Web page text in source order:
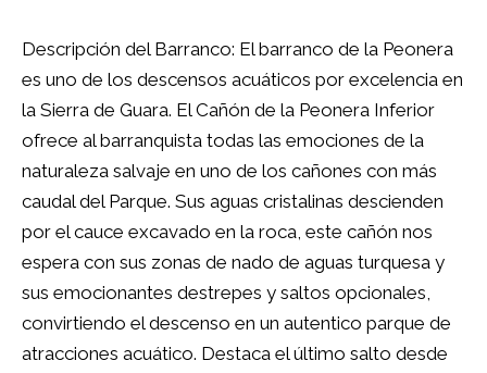
Descripción del Barranco: El barranco de la Peonera
es uno de los descensos acuáticos por excelencia en
la Sierra de Guara. El Cañón de la Peonera Inferior
ofrece al barranquista todas las emociones de la
naturaleza salvaje en uno de los cañones con más
caudal del Parque. Sus aguas cristalinas descienden
por el cauce excavado en la roca, este cañón nos
espera con sus zonas de nado de aguas turquesa y
sus emocionantes destrepes y saltos opcionales,
convirtiendo el descenso en un autentico parque de
atracciones acuático. Destaca el último salto desde